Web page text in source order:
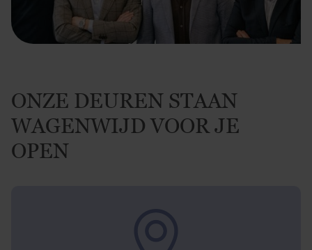
ONZE DEUREN STAAN
WAGENWIJD VOOR JE
OPEN